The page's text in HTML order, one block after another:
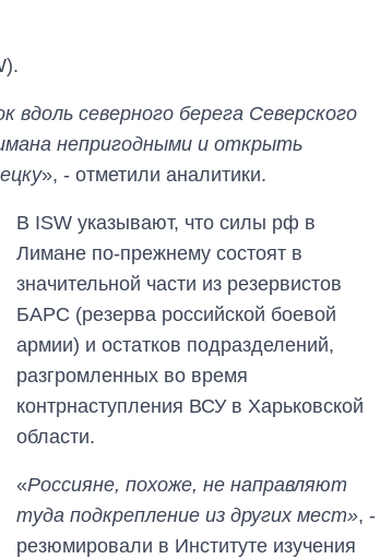
вдоль северного берега Северского
непригодными и открыть
», - отметили аналитики.
В ISW указывают, что силы рф в
Лимане по-прежнему состоят в
значительной части из резервистов
БАРС (резерва российской боевой
армии) и остатков подразделений,
разгромленных во время
контрнаступления ВСУ в Харьковской
области.
«Россияне, похоже, не направляют
туда подкрепление из других мест», -
резюмировали в Институте изучения
От 1 месяца –
лет: кто и как
занимал
должность
руководителя